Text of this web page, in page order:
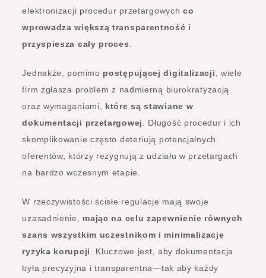
elektronizacji procedur przetargowychco
wprowadza większą transparentność i
przyspiesza cały proces.
Jednakże, pomimo postępującej digitalizacji, wiele
firm zgłasza problem z nadmierną biurokratyzacją
oraz wymaganiami, które są stawiane w
dokumentacji przetargowej. Długość procedur i ich
skomplikowanie często deteriują potencjalnych
oferentów, którzy rezygnują z udziału w przetargach
na bardzo wczesnym etapie.
W rzeczywistości ścisłe regulacje mają swoje
uzasadnienie, mając na celu zapewnienie równych
szans wszystkim uczestnikom i minimalizacje
ryzyka korupcji. Kluczowe jest, aby dokumentacja
była precyzyjna i transparentna—tak aby każdy